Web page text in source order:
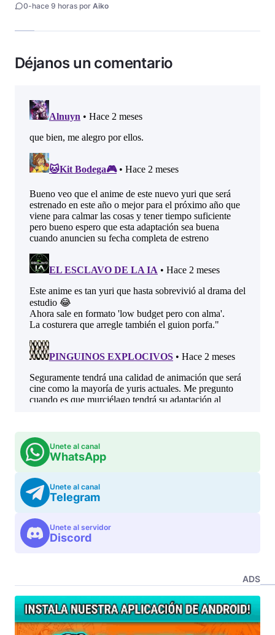
0-hace 9 horas por Aiko
Déjanos un comentario
Unete al canal
WhatsApp
Unete al canal
Telegram
Unete al servidor
Discord
ADS